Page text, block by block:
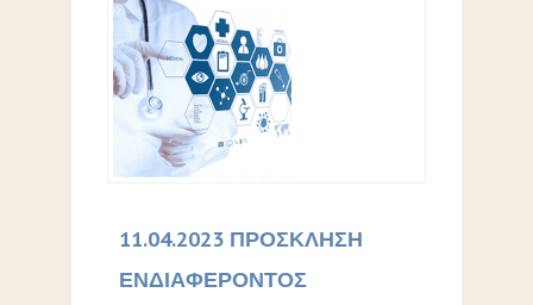
11.04.2023 ΠΡΟΣΚΛΗΣΗ
ΕΝΔΙΑΦΕΡΟΝΤΟΣ